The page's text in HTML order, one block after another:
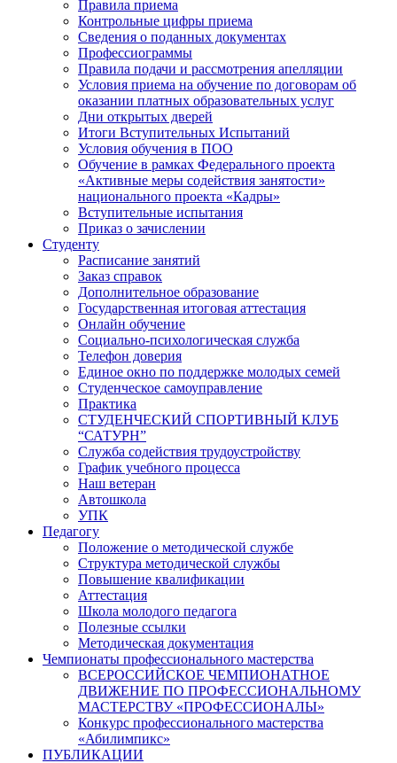
Правила приема
Контрольные цифры приема
Сведения о поданных документах
Профессиограммы
Правила подачи и рассмотрения апелляции
Условия приема на обучение по договорам об
оказании платных образовательных услуг
Дни открытых дверей
Итоги Вступительных Испытаний
Условия обучения в ПОО
Обучение в рамках Федерального проекта
«Активные меры содействия занятости»
национального проекта «Кадры»
Вступительные испытания
Приказ о зачислении
Студенту
Расписание занятий
Заказ справок
Дополнительное образование
Государственная итоговая аттестация
Онлайн обучение
Социально-психологическая служба
Телефон доверия
Единое окно по поддержке молодых семей
Студенческое самоуправление
Практика
СТУДЕНЧЕСКИЙ СПОРТИВНЫЙ КЛУБ
“САТУРН”
Служба содействия трудоустройству
График учебного процесса
Наш ветеран
Автошкола
УПК
Педагогу
Положение о методической службе
Структура методической службы
Повышение квалификации
Аттестация
Школа молодого педагога
Полезные ссылки
Методическая документация
Чемпионаты профессионального мастерства
ВСЕРОССИЙСКОЕ ЧЕМПИОНАТНОЕ
ДВИЖЕНИЕ ПО ПРОФЕССИОНАЛЬНОМУ
МАСТЕРСТВУ «ПРОФЕССИОНАЛЫ»
Конкурс профессионального мастерства
«Абилимпикс»
ПУБЛИКАЦИИ